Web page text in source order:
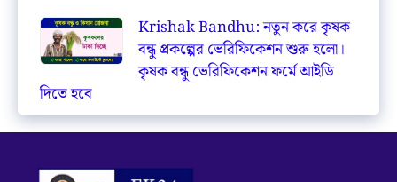
Krishak Bandhu: নতুন করে কৃষক
বন্ধু প্রকল্পের ভেরিফিকেশন শুরু হলো।
কৃষক বন্ধু ভেরিফিকেশন ফর্মে আইডি
দিতে হবে